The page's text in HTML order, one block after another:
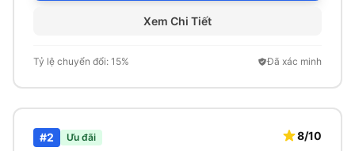
Xem Chi Tiết
Tỷ lệ chuyển đổi: 15% Đã xác minh
#2 Ưu đãi 8/10